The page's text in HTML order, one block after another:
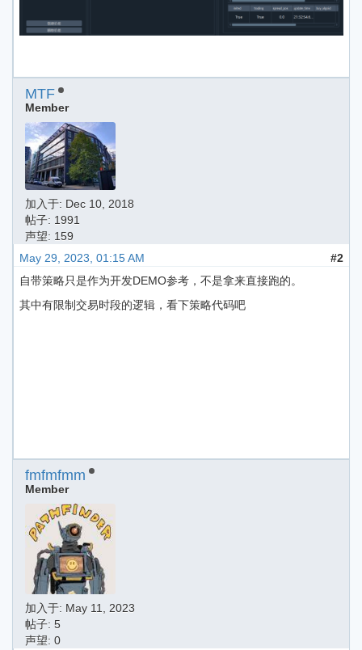
MTF
Member
加入于: Dec 10, 2018
帖子: 1991
声望: 159
May 29, 2023, 01:15 AM
#2
自带策略只是作为开发DEMO参考，不是拿来直接跑的。
其中有限制交易时段的逻辑，看下策略代码吧
fmfmfmm
Member
加入于: May 11, 2023
帖子: 5
声望: 0